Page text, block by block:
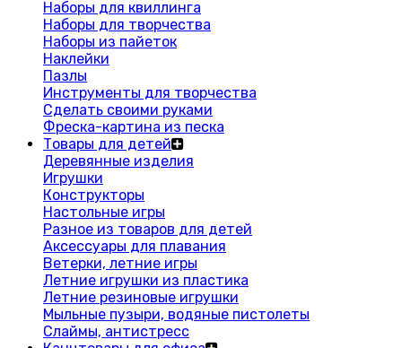
Наборы для квиллинга
Наборы для творчества
Наборы из пайеток
Наклейки
Пазлы
Инструменты для творчества
Сделать своими руками
Фреска-картина из песка
Товары для детей
Деревянные изделия
Игрушки
Конструкторы
Настольные игры
Разное из товаров для детей
Аксессуары для плавания
Ветерки, летние игры
Летние игрушки из пластика
Летние резиновые игрушки
Мыльные пузыри, водяные пистолеты
Слаймы, антистресс